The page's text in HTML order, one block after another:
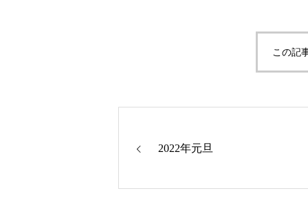
この記
2022年元旦